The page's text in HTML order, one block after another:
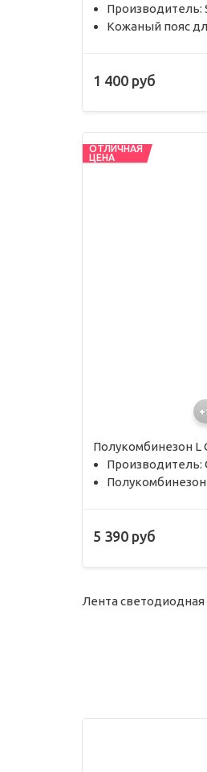
Производитель:
Кожаный пояс
1 400 руб
ОТЛИЧНАЯ
ЦЕНА
Полукомбинезон L
Производитель:
Полукомбинезон
5 390 руб
Лента светодиодная